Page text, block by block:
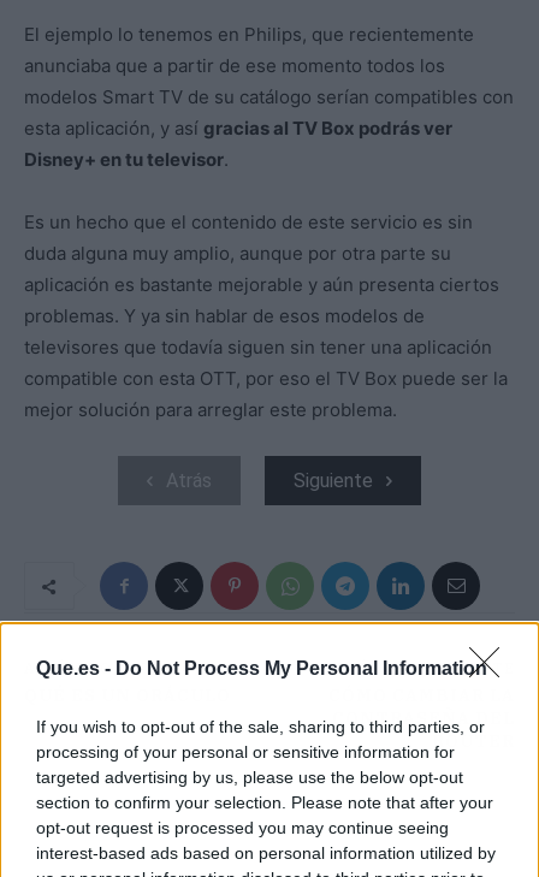
Que.es - Do Not Process My Personal Information
If you wish to opt-out of the sale, sharing to third parties, or
processing of your personal or sensitive information for
targeted advertising by us, please use the below opt-out
section to confirm your selection. Please note that after your
opt-out request is processed you may continue seeing
interest-based ads based on personal information utilized by
El ejemplo lo tenemos en Philips, que recientemente
anunciaba que a partir de ese momento todos los
modelos Smart TV de su catálogo serían compatibles con
esta aplicación, y así gracias al TV Box podrás ver
Disney+ en tu televisor.
Es un hecho que el contenido de este servicio es sin
duda alguna muy amplio, aunque por otra parte su
aplicación es bastante mejorable y aún presenta ciertos
problemas. Y ya sin hablar de esos modelos de
televisores que todavía siguen sin tener una aplicación
compatible con esta OTT, por eso el TV Box puede ser la
mejor solución para arreglar este problema.
Atrás Siguiente
ARTÍCULO ANTERIOR ARTÍCULO SIGUIENTE
CONTRASEÑA DEL
ROUTER